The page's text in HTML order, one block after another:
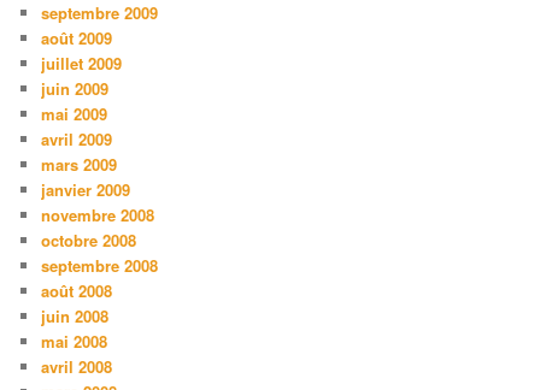
septembre 2009
août 2009
juillet 2009
juin 2009
mai 2009
avril 2009
mars 2009
janvier 2009
novembre 2008
octobre 2008
septembre 2008
août 2008
juin 2008
mai 2008
avril 2008